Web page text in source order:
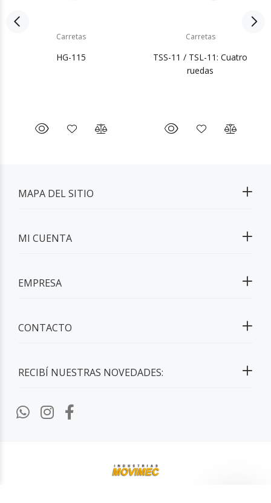
Carretas
HG-115
Carretas
TSS-11 / TSL-11: Cuatro
ruedas
RECIBÍ NUESTRAS NOVEDADES:
MAPA DEL SITIO
MI CUENTA
EMPRESA
CONTACTO